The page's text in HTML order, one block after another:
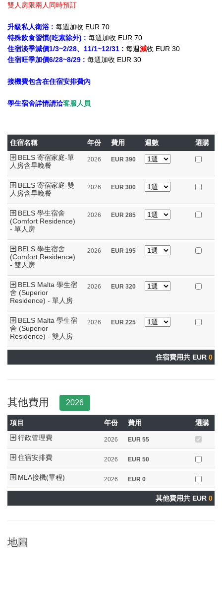
雙人房限兩人同時預訂
升級私人衛浴 : 每週加收 EUR 70
特殊飲食習慣(吃素除外) : 每週加收 EUR 70
住宿淡季減價1/3~2/28、11/1~12/31 : 每週減收 EUR 30
住宿旺季加價6/28~8/29 : 每週加收 EUR 30
接機費包含在住宿安排費內
學生宿舍詳情請洽客服人員
住宿名稱 年份 費用 週數
選購
BELS 寄宿家庭-單
人房含早晚餐
2026 EUR 390
BELS 寄宿家庭-雙
人房含早晚餐
2026 EUR 300
BELS 學生宿舍
(Comfort Residence)
- 單人房
2026 EUR 285
BELS 學生宿舍
(Comfort Residence)
- 雙人房
2026 EUR 195
BELS Malta 學生宿
舍 (Superior
Residence) - 單人房
2026 EUR 320
BELS Malta 學生宿
舍 (Superior
Residence) - 雙人房
2026 EUR 225
住宿費用共 EUR 0
其他費用 2026
項目 年份 費用
選購
行政管理費
2026 EUR 55
住宿安排費 2026 EUR 50
MLA接機(單程) 2026 EUR 0
其他費用共 EUR 0
地圖